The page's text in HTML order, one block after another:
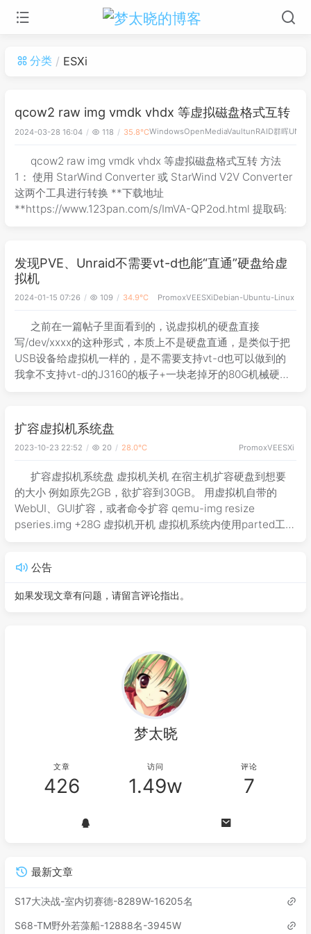
分类 ESXi
qcow2 raw img vmdk vhdx 等虚拟磁盘格式互转
2024-03-28 16:04 118 35.8℃WindowsOpenMediaVaultunRAID群晖UNAS
qcow2 raw img vmdk vhdx 等虚拟磁盘格式互转 方法
1： 使用 StarWind Converter 或 StarWind V2V Converter
这两个工具进行转换 **下载地址
**https://www.123pan.com/s/ImVA-QP2od.html 提取码:
发现PVE、Unraid不需要vt-d也能“直通”硬盘给虚
拟机
2024-01-15 07:26 109 34.9℃ PromoxVEESXiDebian-Ubuntu-Linux
之前在一篇帖子里面看到的，说虚拟机的硬盘直接
写/dev/xxxx的这种形式，本质上不是硬盘直通，是类似于把
USB设备给虚拟机一样的，是不需要支持vt-d也可以做到的
我拿不支持vt-d的J3160的板子+一块老掉牙的80G机械硬盘
扩容虚拟机系统盘
2023-10-23 22:52 20 28.0℃ PromoxVEESXi
扩容虚拟机系统盘 虚拟机关机 在宿主机扩容硬盘到想要
的大小 例如原先2GB，欲扩容到30GB。 用虚拟机自带的
WebUI、GUI扩容，或者命令扩容 qemu-img resize
pseries.img +28G 虚拟机开机 虚拟机系统内使用parted工具
公告
如果发现文章有问题，请留言评论指出。
梦太晓
文章
426
访问
1.49w
评论
7
最新文章
S17大决战-室内切赛德-8289W-16205名
S68-TM野外若藻船-12888名-3945W